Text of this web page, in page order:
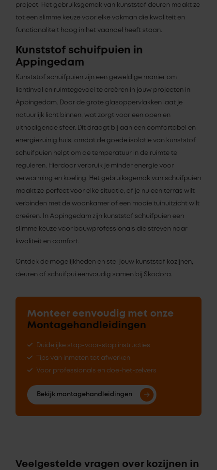
project. Het gebruiksgemak van kunststof deuren maakt ze
tot een slimme keuze voor elke vakman die kwaliteit en
functionaliteit hoog in het vaandel heeft staan.
Kunststof schuifpuien in
Appingedam
Kunststof schuifpuien zijn een geweldige manier om
lichtinval en ruimtegevoel te creëren in jouw projecten in
Appingedam. Door de grote glasoppervlakken laat je
natuurlijk licht binnen, wat zorgt voor een open en
uitnodigende sfeer. Dit draagt bij aan een comfortabel en
energiezuinig huis, omdat de goede isolatie van kunststof
schuifpuien helpt om de temperatuur in de ruimte te
reguleren. Hierdoor verbruik je minder energie voor
verwarming en koeling. Het gebruiksgemak van schuifpuien
maakt ze perfect voor elke situatie, of je nu een terras wilt
verbinden met de woonkamer of een mooie tuinuitzicht wilt
creëren. In Appingedam zijn kunststof schuifpuien een
slimme keuze voor bouwprofessionals die streven naar
kwaliteit en comfort.
Ontdek de mogelijkheden en stel jouw kunststof kozijnen,
deuren of schuifpui eenvoudig samen bij Skodora.
Monteer eenvoudig met onze
Montagehandleidingen
Duidelijke stap-voor-stap instructies
Tips van inmeten tot afwerken
Voor professionals en doe-het-zelvers
Bekijk montagehandleidingen
Veelgestelde vragen over kozijnen in